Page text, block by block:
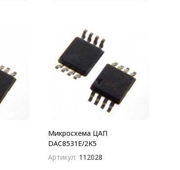
Микросхема ЦАП
DAC8531E/2K5
Артикул: 112028